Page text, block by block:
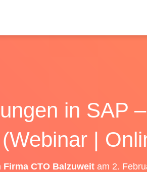
in SAP
|
Firma CTO Balzuweit am 2.